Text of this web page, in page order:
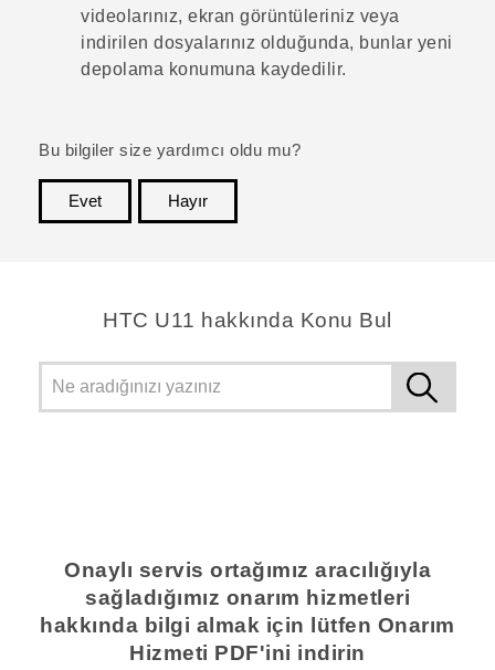
videolarınız, ekran görüntüleriniz veya
indirilen dosyalarınız olduğunda, bunlar yeni
depolama konumuna kaydedilir.
Bu bilgiler size yardımcı oldu mu?
Evet
Hayır
HTC U11 hakkında Konu Bul
Onaylı servis ortağımız aracılığıyla
sağladığımız onarım hizmetleri
hakkında bilgi almak için lütfen Onarım
Hizmeti PDF'ini indirin